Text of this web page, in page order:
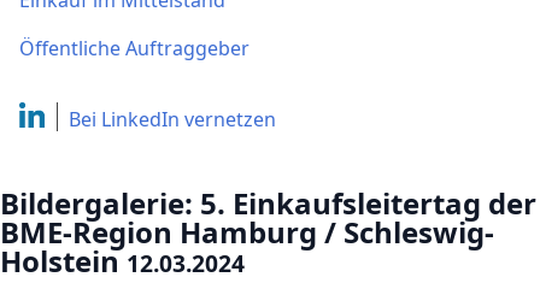
Öffentliche Auftraggeber
Bei LinkedIn vernetzen
Bildergalerie: 5. Einkaufsleitertag der
BME-Region Hamburg / Schleswig-
Holstein12.03.2024